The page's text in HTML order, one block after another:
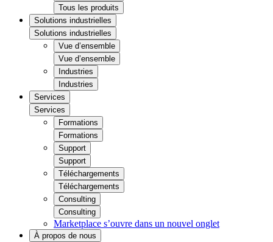
Tous les produits
Solutions industrielles
Solutions industrielles
Vue d’ensemble
Vue d’ensemble
Industries
Industries
Services
Services
Formations
Formations
Support
Support
Téléchargements
Téléchargements
Consulting
Consulting
Marketplace s’ouvre dans un nouvel onglet
À propos de nous